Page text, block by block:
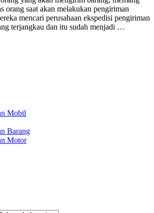
orang saat akan melakukan pengiriman
mencari perusahaan ekspedisi pengiriman
terjangkau dan itu sudah menjadi …
Mobil
Barang
Motor